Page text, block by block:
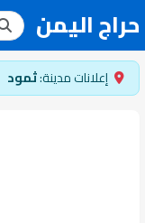
حراج اليمن
إعلانات مدينة:ثمود